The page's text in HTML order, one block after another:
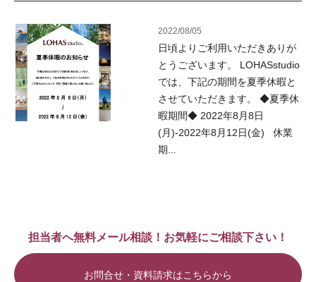
2022/08/05
日頃よりご利用いただきありが
とうございます。 LOHASstudio
では、下記の期間を夏季休暇と
させていただきます。 ◆夏季休
暇期間◆ 2022年8月8日
(月)-2022年8月12日(金) 休業
期...
担当者へ無料メール相談！お気軽にご相談下さい！
お問合せ・資料請求はこちらから